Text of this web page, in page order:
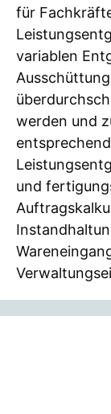
für
variablen
werden und
und